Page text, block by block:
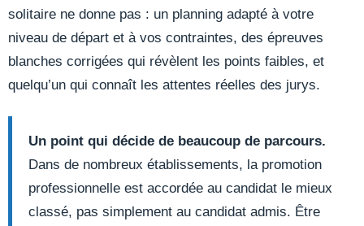
solitaire ne donne pas : un planning adapté à votre
niveau de départ et à vos contraintes, des épreuves
blanches corrigées qui révèlent les points faibles, et
quelqu’un qui connaît les attentes réelles des jurys.
Un point qui décide de beaucoup de parcours.
Dans de nombreux établissements, la promotion
professionnelle est accordée au candidat le mieux
classé, pas simplement au candidat admis. Être